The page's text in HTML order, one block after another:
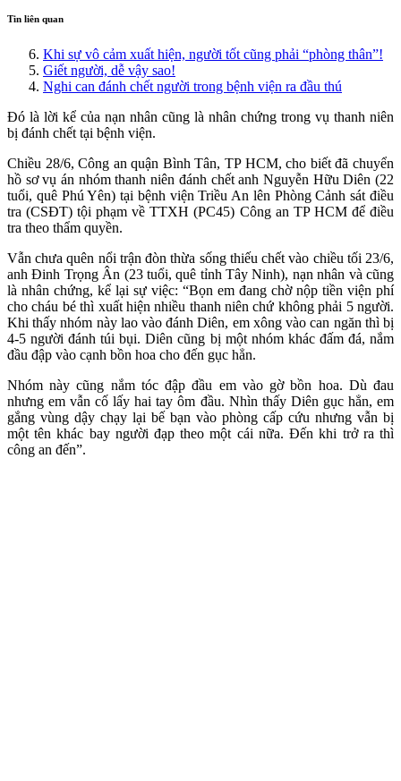
Tin liên quan
Khi sự vô cảm xuất hiện, người tốt cũng phải “phòng thân”!
Giết người, dễ vậy sao!
Nghi can đánh chết người trong bệnh viện ra đầu thú
Đó là lời kể của nạn nhân cũng là nhân chứng trong vụ thanh niên
bị đánh chết tại bệnh viện.
Chiều 28/6, Công an quận Bình Tân, TP HCM, cho biết đã chuyển
hồ sơ vụ án nhóm thanh niên đánh chết anh Nguyễn Hữu Diên (22
tuổi, quê Phú Yên) tại bệnh viện Triều An lên Phòng Cảnh sát điều
tra (CSĐT) tội phạm về TTXH (PC45) Công an TP HCM để điều
tra theo thẩm quyền.
Vẫn chưa quên nổi trận đòn thừa sống thiếu chết vào chiều tối 23/6,
anh Đinh Trọng Ân (23 tuổi, quê tỉnh Tây Ninh), nạn nhân và cũng
là nhân chứng, kể lại sự việc: “Bọn em đang chờ nộp tiền viện phí
cho cháu bé thì xuất hiện nhiều thanh niên chứ không phải 5 người.
Khi thấy nhóm này lao vào đánh Diên, em xông vào can ngăn thì bị
4-5 người đánh túi bụi. Diên cũng bị một nhóm khác đấm đá, nắm
đầu đập vào cạnh bồn hoa cho đến gục hẳn.
Nhóm này cũng nắm tóc đập đầu em vào gờ bồn hoa. Dù đau
nhưng em vẫn cố lấy hai tay ôm đầu. Nhìn thấy Diên gục hẳn, em
gắng vùng dậy chạy lại bế bạn vào phòng cấp cứu nhưng vẫn bị
một tên khác bay người đạp theo một cái nữa. Đến khi trở ra thì
công an đến”.